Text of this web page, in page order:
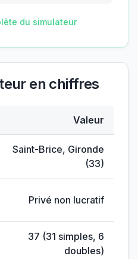
du simulateur
en chiffres
Valeur
Saint-Brice, Gironde
(33)
Privé non lucratif
37 (31 simples, 6
doubles)